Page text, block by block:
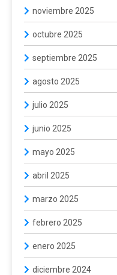
noviembre 2025
octubre 2025
septiembre 2025
agosto 2025
julio 2025
junio 2025
mayo 2025
abril 2025
marzo 2025
febrero 2025
enero 2025
diciembre 2024